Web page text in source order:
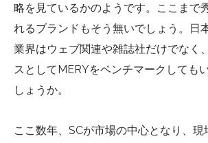
略を見ているかのようです。ここまで
れるブランドもそう無いでしょう。日
業界はウェブ関連や雑誌社だけでなく
スとしてMERYをベンチマークしても
しょうか。
ここ数年、SCが市場の中心となり、現